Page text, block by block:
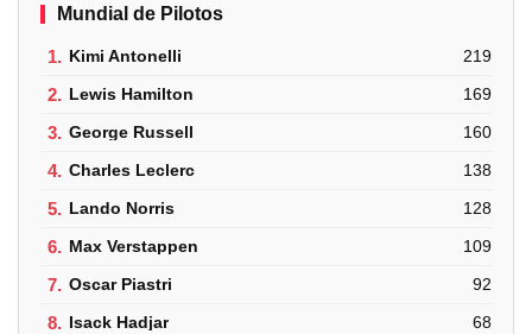
Mundial de Pilotos
1. Kimi Antonelli 219
2. Lewis Hamilton 169
3. George Russell 160
4. Charles Leclerc 138
5. Lando Norris 128
6. Max Verstappen 109
7. Oscar Piastri 92
8. Isack Hadjar 68